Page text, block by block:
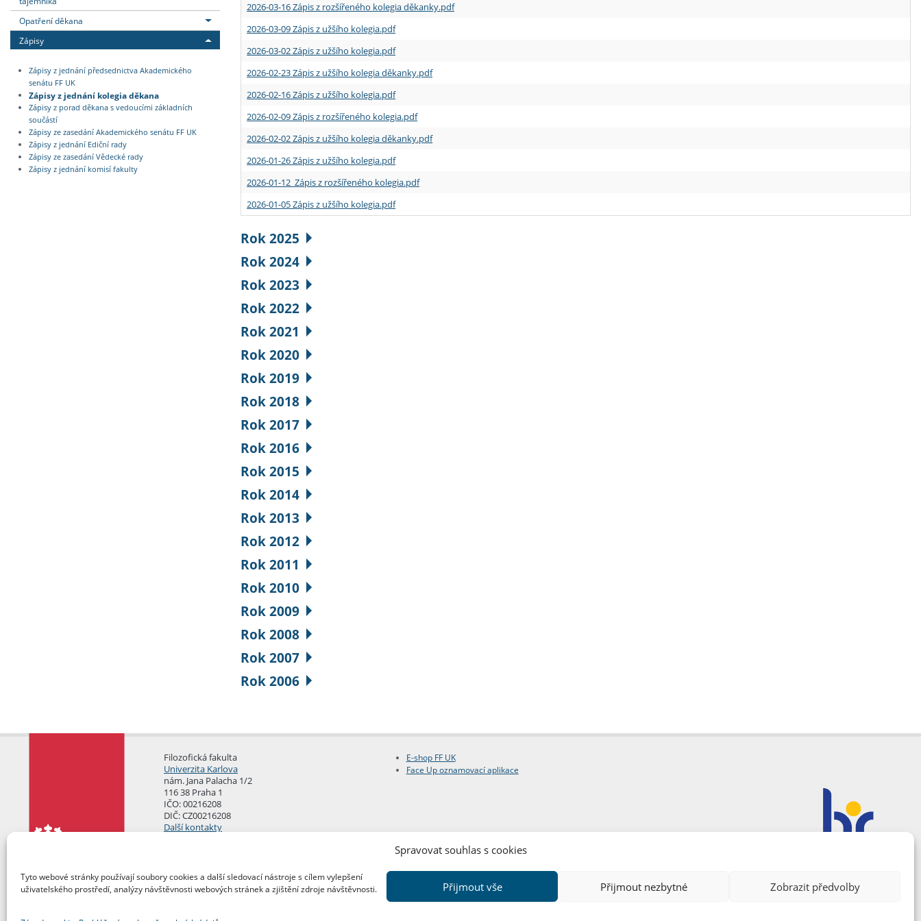
Spravovat souhlas s cookies
Tyto webové stránky používají soubory cookies a další sledovací nástroje s cílem vylepšení
uživatelského prostředí, analýzy návštěvnosti webových stránek a zjištění zdroje návštěvnosti.
Přijmout vše Přijmout nezbytné Zobrazit předvolby
Opatření děkana
Zápisy
Zápisy z jednání předsednictva Akademického
senátu FF UK
Zápisy z jednání kolegia děkana
Zápisy z porad děkana s vedoucími základních
součástí
Zápisy ze zasedání Akademického senátu FF UK
Zápisy z jednání Ediční rady
Zápisy ze zasedání Vědecké rady
Zápisy z jednání komisí fakulty
2026-03-16 Zápis z rozšířeného kolegia děkanky.pdf
2026-03-09 Zápis z užšího kolegia.pdf
2026-03-02 Zápis z užšího kolegia.pdf
2026-02-23 Zápis z užšího kolegia děkanky.pdf
2026-02-16 Zápis z užšího kolegia.pdf
2026-02-09 Zápis z rozšířeného kolegia.pdf
2026-02-02 Zápis z užšího kolegia děkanky.pdf
2026-01-26 Zápis z užšího kolegia.pdf
2026-01-12 Zápis z rozšířeného kolegia.pdf
2026-01-05 Zápis z užšího kolegia.pdf
Rok 2025
Rok 2024
Rok 2023
Rok 2022
Rok 2021
Rok 2020
Rok 2019
Rok 2018
Rok 2017
Rok 2016
Rok 2015
Rok 2014
Rok 2013
Rok 2012
Rok 2011
Rok 2010
Rok 2009
Rok 2008
Rok 2007
Rok 2006
Filozofická fakulta
Univerzita Karlova
nám. Jana Palacha 1/2
116 38 Praha 1
IČO: 00216208
DIČ: CZ00216208
Další kontakty
E-shop FF UK
Face Up oznamovací aplikace